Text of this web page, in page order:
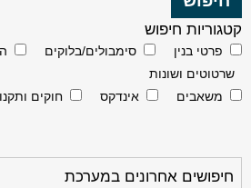
קטגוריות חיפוש
פרטי בנין סימבולים/בלוקים
שרטוטים ושונות
משאבים
אינדקס חוקים
חיפושים אחרונים במערכת